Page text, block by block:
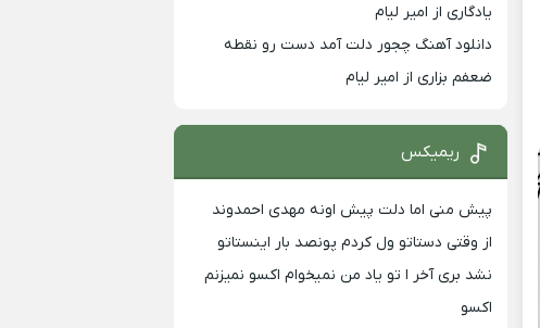
یادگاری از امیر لیام
دانلود آهنگ چجور دلت آمد دست رو نقطه
ضعفم بزاری از امیر لیام
ریمیکس
پیش منی اما دلت پیش اونه مهدی احمدوند
از وقتی دستاتو ول کردم پونصد بار اینستاتو
نشد بری آخر ا تو یاد من نمیخوام اکسو نمیزنم
اکسو